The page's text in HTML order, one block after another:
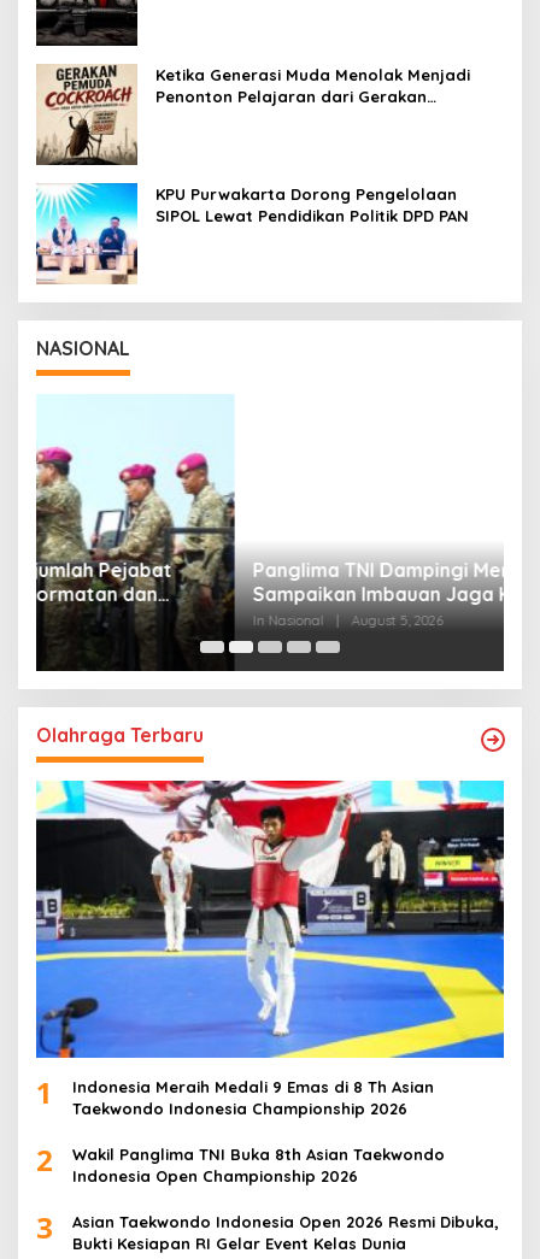
Ketika Generasi Muda Menolak Menjadi
Penonton Pelajaran dari Gerakan
KPU Purwakarta Dorong Pengelolaan
SIPOL Lewat Pendidikan Politik DPD PAN
NASIONAL
Panglima TNI Dampingi Menko Polkam
Sampaikan Imbauan Jaga Kondusivitas
Bangsa
In Nasional | August 5, 2026
Olahraga Terbaru
1
Indonesia Meraih Medali 9 Emas di 8 Th Asian
Taekwondo Indonesia Championship 2026
2
Wakil Panglima TNI Buka 8th Asian Taekwondo
Indonesia Open Championship 2026
3
Asian Taekwondo Indonesia Open 2026 Resmi Dibuka,
Bukti Kesiapan RI Gelar Event Kelas Dunia